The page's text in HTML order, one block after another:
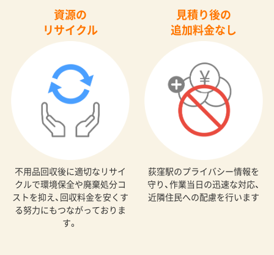
資源の
リサイクル
不用品回収後に適切なリサイ
クルで環境保全や廃棄処分コ
ストを抑え、回収料金を安くす
る努力にもつながっておりま
す。
見積り後の
追加料金なし
荻窪駅のプライバシー情報を
守り、作業当日の迅速な対応、
近隣住民への配慮を行います